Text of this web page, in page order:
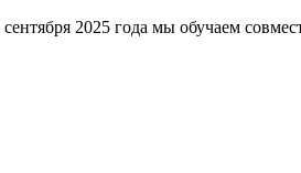
2025 года мы обучаем